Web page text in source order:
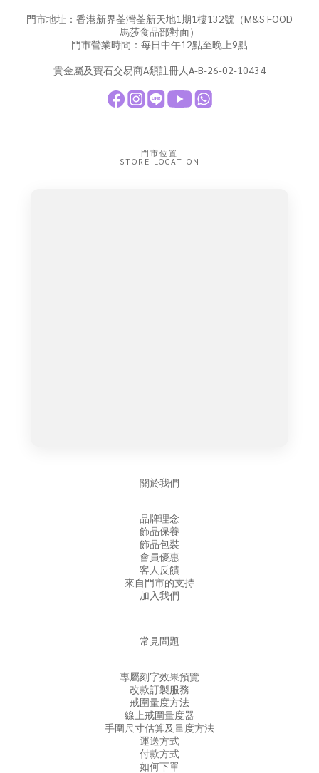
門市地址：香港新界荃灣荃新天地1期1樓132號（M&S FOOD
馬莎食品部對面）
門市營業時間：每日中午12點至晚上9點
貴金屬及寶石交易商A類註冊人A-B-26-02-10434
門市位置
STORE LOCATION
關於我們
品牌理念
飾品保養
飾品包裝
會員優惠
客人反饋
來自門市的支持
加入我們
常見問題
專屬刻字效果預覽
改款訂製服務
戒圍量度方法
線上戒圍量度器
手圍尺寸估算及量度方法
運送方式
付款方式
如何下單